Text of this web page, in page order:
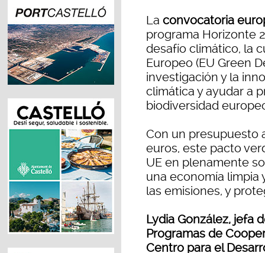
La convocatoria
programa Horizonte
desafío climático, la
Europeo (EU Green
investigación y la
climática y ayudar a
biodiversidad
Con un presupuesto
euros, este pacto
UE en plenamente
una economía limpia
las emisiones, y
Lydia González, jefa
Programas de
Centro para el